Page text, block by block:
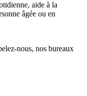
aide à la
âgée ou en
nous, nos bureaux